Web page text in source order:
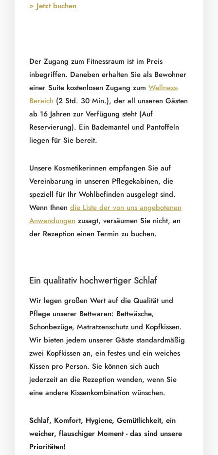
> Jetzt buchen
Der Zugang zum Fitnessraum ist im Preis
inbegriffen. Daneben erhalten Sie als Bewohner
einer Suite kostenlosen Zugang zum Wellness-
Bereich (2 Std. 30 Min.), der all unseren Gästen
ab 16 Jahren zur Verfügung steht (Auf
Reservierung). Ein Bademantel und Pantoffeln
liegen für Sie bereit.
Unsere Kosmetikerinnen empfangen Sie auf
Vereinbarung in unseren Pflegekabinen, die
speziell für Ihr Wohlbefinden ausgelegt sind.
Wenn Ihnen die Liste der von uns angebotenen
Anwendungen zusagt, versäumen Sie nicht, an
der Rezeption einen Termin zu buchen.
Ein qualitativ hochwertiger Schlaf
Wir legen großen Wert auf die Qualität und
Pflege unserer Bettwaren: Bettwäsche,
Schonbezüge, Matratzenschutz und Kopfkissen.
Wir bieten jedem unserer Gäste standardmäßig
zwei Kopfkissen an, ein festes und ein weiches
Kissen pro Person. Sie können sich auch
jederzeit an die Rezeption wenden, wenn Sie
eine andere Kissenkombination wünschen.
Schlaf, Komfort, Hygiene, Gemütlichkeit, ein
weicher, flauschiger Moment - das sind unsere
Prioritäten!